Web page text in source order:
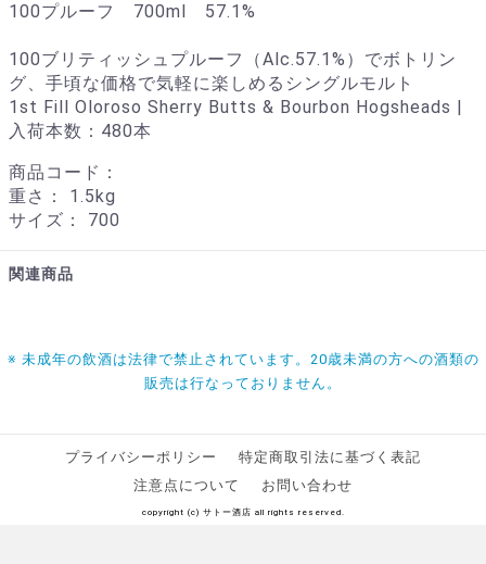
100プルーフ 700ml 57.1%
100ブリティッシュプルーフ（Alc.57.1%）でボトリン
グ、手頃な価格で気軽に楽しめるシングルモルト
1st Fill Oloroso Sherry Butts & Bourbon Hogsheads |
入荷本数：480本
商品コード：
重さ： 1.5kg
サイズ： 700
関連商品
※ 未成年の飲酒は法律で禁止されています。20歳未満の方への酒類の
販売は行なっておりません。
プライバシーポリシー
特定商取引法に基づく表記
注意点について
お問い合わせ
copyright (c) サトー酒店 all rights reserved.